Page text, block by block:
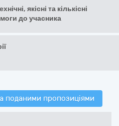
якісні та кількісні
до учасника
поданими пропозиціями